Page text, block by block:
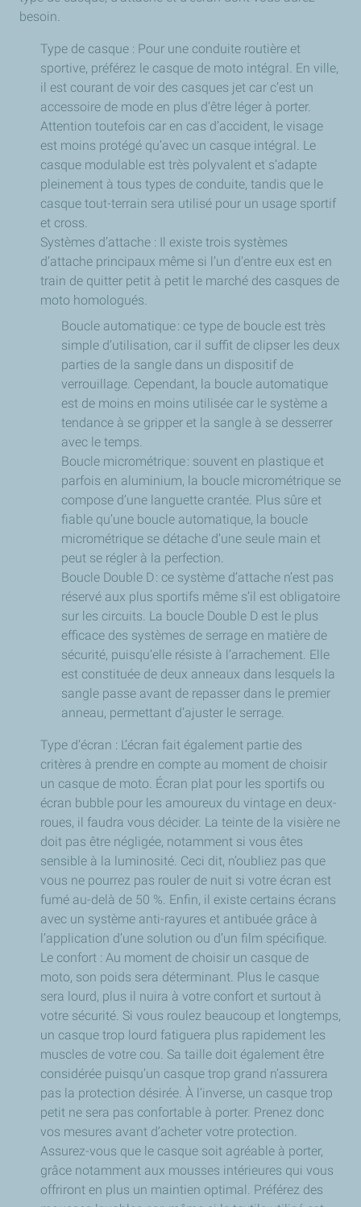
besoin.
Type de casque : Pour une conduite routière et
sportive, préférez le casque de moto intégral. En ville,
il est courant de voir des casques jet car c’est un
accessoire de mode en plus d’être léger à porter.
Attention toutefois car en cas d’accident, le visage
est moins protégé qu’avec un casque intégral. Le
casque modulable est très polyvalent et s’adapte
pleinement à tous types de conduite, tandis que le
casque tout-terrain sera utilisé pour un usage sportif
et cross.
Systèmes d’attache : Il existe trois systèmes
d’attache principaux même si l’un d'entre eux est en
train de quitter petit à petit le marché des casques de
moto homologués.
Boucle automatique : ce type de boucle est très
simple d’utilisation, car il suffit de clipser les deux
parties de la sangle dans un dispositif de
verrouillage. Cependant, la boucle automatique
est de moins en moins utilisée car le système a
tendance à se gripper et la sangle à se desserrer
avec le temps.
Boucle micrométrique : souvent en plastique et
parfois en aluminium, la boucle micrométrique se
compose d’une languette crantée. Plus sûre et
fiable qu’une boucle automatique, la boucle
micrométrique se détache d’une seule main et
peut se régler à la perfection.
Boucle Double D : ce système d’attache n’est pas
réservé aux plus sportifs même s’il est obligatoire
sur les circuits. La boucle Double D est le plus
efficace des systèmes de serrage en matière de
sécurité, puisqu’elle résiste à l’arrachement. Elle
est constituée de deux anneaux dans lesquels la
sangle passe avant de repasser dans le premier
anneau, permettant d’ajuster le serrage.
Type d’écran : L’écran fait également partie des
critères à prendre en compte au moment de choisir
un casque de moto. Écran plat pour les sportifs ou
écran bubble pour les amoureux du vintage en deux-
roues, il faudra vous décider. La teinte de la visière ne
doit pas être négligée, notamment si vous êtes
sensible à la luminosité. Ceci dit, n’oubliez pas que
vous ne pourrez pas rouler de nuit si votre écran est
fumé au-delà de 50 %. Enfin, il existe certains écrans
avec un système anti-rayures et antibuée grâce à
l’application d’une solution ou d’un film spécifique.
Le confort : Au moment de choisir un casque de
moto, son poids sera déterminant. Plus le casque
sera lourd, plus il nuira à votre confort et surtout à
votre sécurité. Si vous roulez beaucoup et longtemps,
un casque trop lourd fatiguera plus rapidement les
muscles de votre cou. Sa taille doit également être
considérée puisqu’un casque trop grand n’assurera
pas la protection désirée. À l’inverse, un casque trop
petit ne sera pas confortable à porter. Prenez donc
vos mesures avant d’acheter votre protection.
Assurez-vous que le casque soit agréable à porter,
grâce notamment aux mousses intérieures qui vous
offriront en plus un maintien optimal. Préférez des